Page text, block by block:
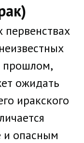
первенствах
прошлом,
ожидать
иракского
и опасным